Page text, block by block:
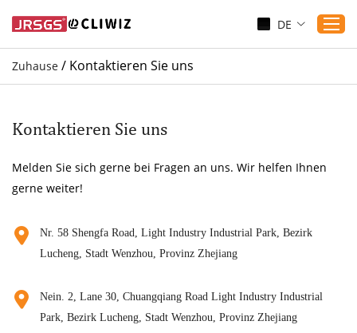
Produkte
Sicherung
Blogs
Über uns
DE
Zuhause / Kontaktieren Sie uns
Kontaktieren Sie uns
Melden Sie sich gerne bei Fragen an uns. Wir helfen Ihnen
gerne weiter!
Nr. 58 Shengfa Road, Light Industry Industrial Park, Bezirk
Lucheng, Stadt Wenzhou, Provinz Zhejiang
Nein. 2, Lane 30, Chuangqiang Road Light Industry Industrial
Park, Bezirk Lucheng, Stadt Wenzhou, Provinz Zhejiang